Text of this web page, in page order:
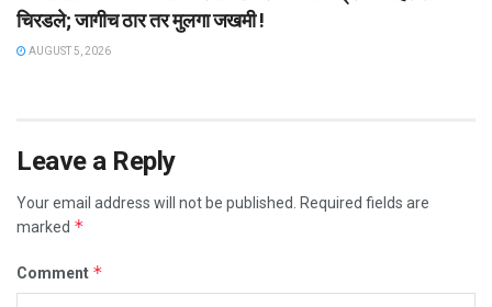
चिरडले; जागीच ठार तर मुलगा जखमी !
AUGUST 5, 2026
Leave a Reply
Your email address will not be published.
Required fields are
marked *
Comment *